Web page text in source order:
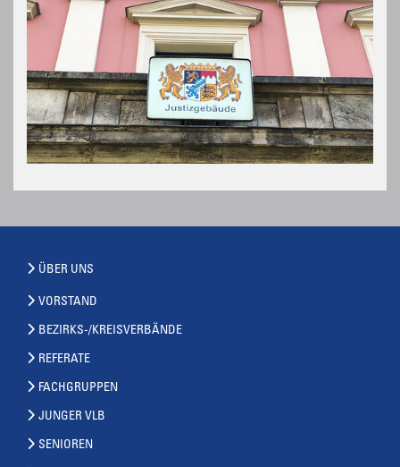
ÜBER UNS
VORSTAND
BEZIRKS-/KREISVERBÄNDE
REFERATE
FACHGRUPPEN
JUNGER VLB
SENIOREN